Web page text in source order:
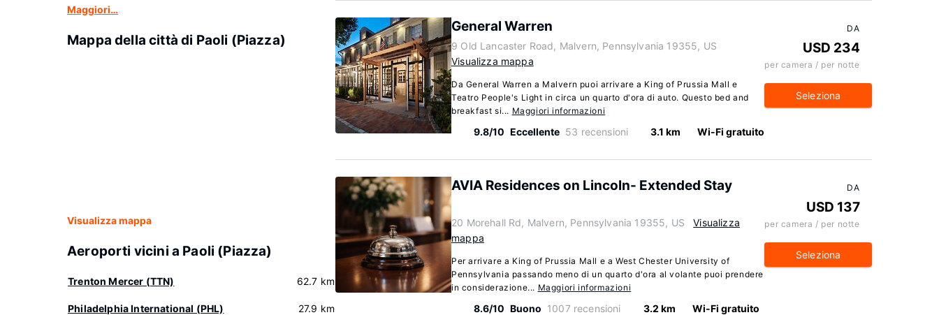
Maggiori…
Mappa della città di Paoli (Piazza)
Visualizza mappa
Aeroporti vicini a Paoli (Piazza)
Trenton Mercer (TTN) 62.7 km
Philadelphia International (PHL) 27.9 km
General Warren
9 Old Lancaster Road, Malvern, Pennsylvania 19355, US
Visualizza mappa
Da General Warren a Malvern puoi arrivare a King of Prussia Mall e
Teatro People's Light in circa un quarto d'ora di auto. Questo bed and
breakfast si... Maggiori informazioni
9.8/10 Eccellente 53 recensioni 3.1 km Wi-Fi gratuito
DA
USD 234
per camera / per notte
Seleziona
AVIA Residences on Lincoln- Extended Stay
20 Morehall Rd, Malvern, Pennsylvania 19355, US
Visualizza
mappa
Per arrivare a King of Prussia Mall e a West Chester University of
Pennsylvania passando meno di un quarto d'ora al volante puoi prendere
in considerazione... Maggiori informazioni
8.6/10 Buono 1007 recensioni 3.2 km Wi-Fi gratuito
DA
USD 137
per camera / per notte
Seleziona